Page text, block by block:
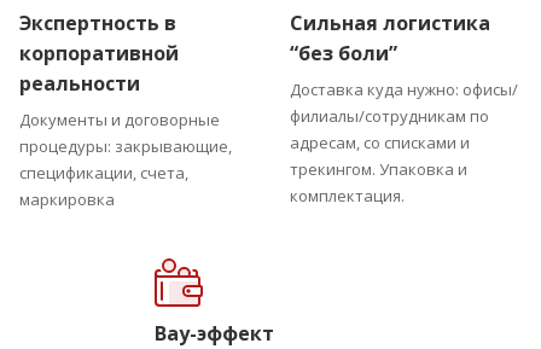
Экспертность в
корпоративной
реальности
Документы и договорные
процедуры: закрывающие,
спецификации, счета,
маркировка
Сильная логистика
“без боли”
Доставка куда нужно: офисы/
филиалы/сотрудникам по
адресам, со списками и
трекингом. Упаковка и
комплектация.
Вау-эффект